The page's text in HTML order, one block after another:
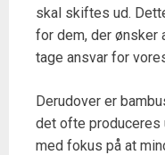
skal skiftes ud.
for dem, der
tage ansvar for
Derudover er
det ofte produceres
med fokus på at